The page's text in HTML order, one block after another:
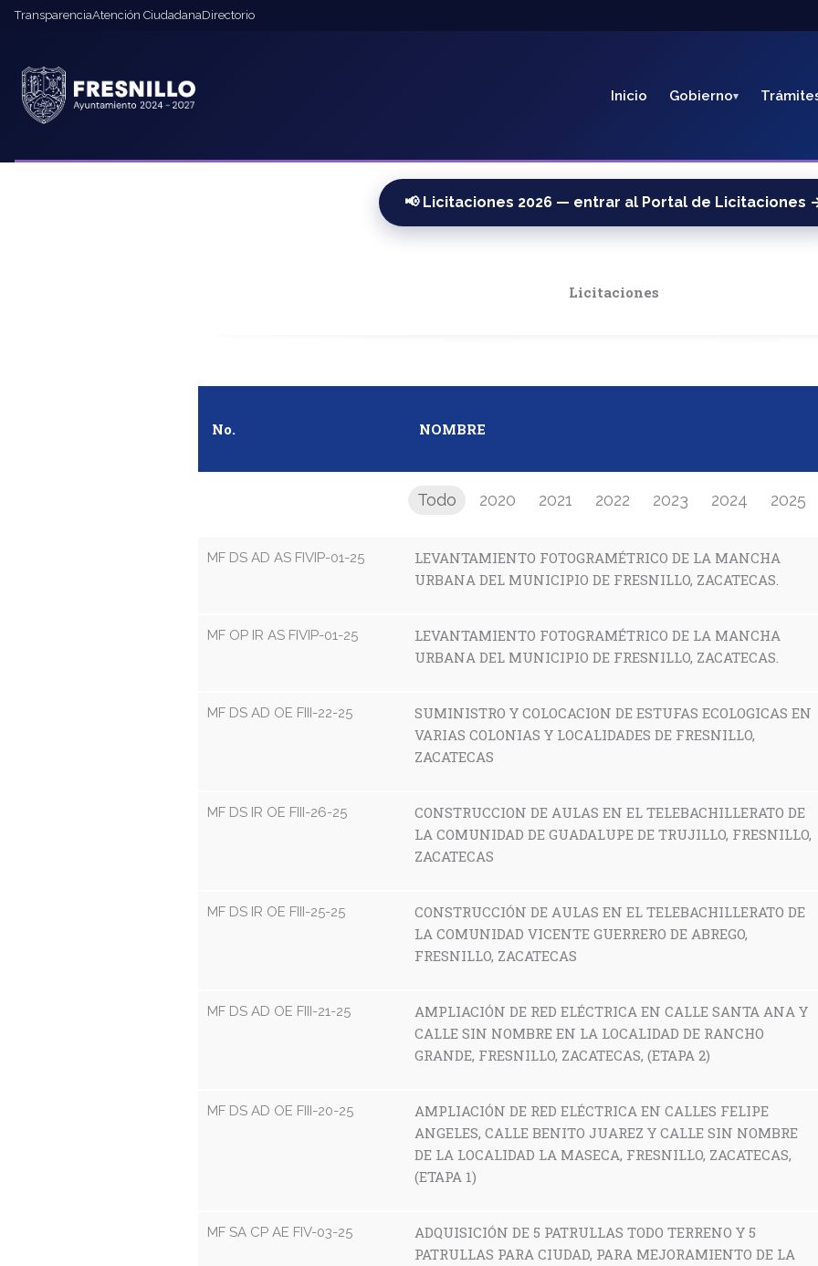
TransparenciaAtención CiudadanaDirectorio
Inicio Gobierno
📢 Licitaciones 2026 — entrar al Portal de Licitaciones
contenido
Licitaciones
No. NOMBRE
Todo 2020 2021 2022 2023 2024 2025
MF DS AD AS FIVIP-01-25
LEVANTAMIENTO FOTOGRAMÉTRICO DE LA MANCHA
URBANA DEL MUNICIPIO DE FRESNILLO, ZACATECAS.
MF OP IR AS FIVIP-01-25
LEVANTAMIENTO FOTOGRAMÉTRICO DE LA MANCHA
URBANA DEL MUNICIPIO DE FRESNILLO, ZACATECAS.
MF DS AD OE FIII-22-25
SUMINISTRO Y COLOCACION DE ESTUFAS ECOLOGICAS EN
VARIAS COLONIAS Y LOCALIDADES DE FRESNILLO,
ZACATECAS
MF DS IR OE FIII-26-25
CONSTRUCCION DE AULAS EN EL TELEBACHILLERATO DE
LA COMUNIDAD DE GUADALUPE DE TRUJILLO, FRESNILLO,
ZACATECAS
MF DS IR OE FIII-25-25
CONSTRUCCIÓN DE AULAS EN EL TELEBACHILLERATO DE
LA COMUNIDAD VICENTE GUERRERO DE ABREGO,
FRESNILLO, ZACATECAS
MF DS AD OE FIII-21-25
AMPLIACIÓN DE RED ELÉCTRICA EN CALLE SANTA ANA Y
CALLE SIN NOMBRE EN LA LOCALIDAD DE RANCHO
GRANDE, FRESNILLO, ZACATECAS, (ETAPA 2)
MF DS AD OE FIII-20-25
AMPLIACIÓN DE RED ELÉCTRICA EN CALLES FELIPE
ANGELES, CALLE BENITO JUAREZ Y CALLE SIN NOMBRE
DE LA LOCALIDAD LA MASECA, FRESNILLO, ZACATECAS,
(ETAPA 1)
MF SA CP AE FIV-03-25
ADQUISICIÓN DE 5 PATRULLAS TODO TERRENO Y 5
PATRULLAS PARA CIUDAD, PARA MEJORAMIENTO DE LA